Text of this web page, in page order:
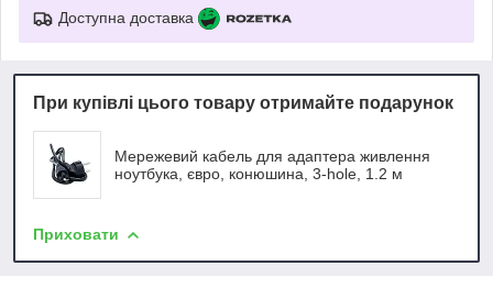
Доступна доставка
При купівлі цього товару отримайте подарунок
Мережевий кабель для адаптера живлення
ноутбука, євро, конюшина, 3-hole, 1.2 м
Приховати